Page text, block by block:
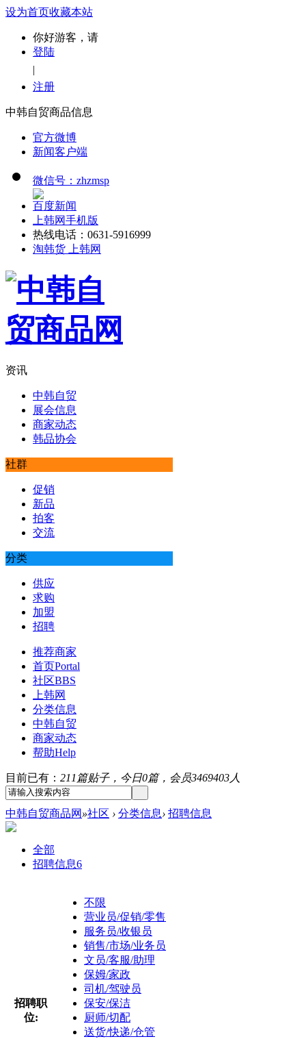
设为首页收藏本站
你好游客，请
登陆
|
注册
中韩自贸商品信息
官方微博
新闻客户端
微信号：zhzmsp
百度新闻
上韩网手机版
热线电话：0631-5916999
淘韩货 上韩网
资讯
中韩自贸
展会信息
商家动态
韩品协会
社群
促销
新品
拍客
交流
分类
供应
求购
加盟
招聘
推荐商家
首页Portal
社区BBS
上韩网
分类信息
中韩自贸
商家动态
帮助Help
目前已有： 211篇贴子，今日0篇，会员3469403人
中韩自贸商品网 »社区 › 分类信息› 招聘信息
全部
招聘信息6
招聘职
位:
不限
营业员/促销/零售
服务员/收银员
销售/市场/业务员
文员/客服/助理
保姆/家政
司机/驾驶员
保安/保洁
厨师/切配
送货/快递/仓管